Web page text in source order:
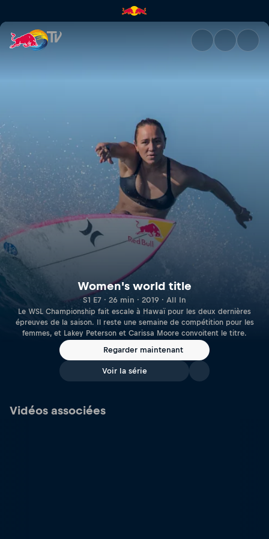
Women's world title | Red
Women's world title
S1 E7 · 26 min · 2019 · All In
Le WSL Championship fait escale à Hawaï pour les deux dernières
épreuves de la saison. Il reste une semaine de compétition pour les
femmes, et Lakey Peterson et Carissa Moore convoitent le titre.
Regarder maintenant
Voir la série
Vidéos associées